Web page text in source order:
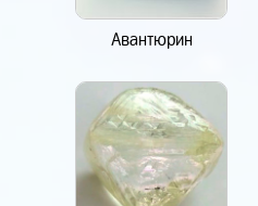
Авантюрин